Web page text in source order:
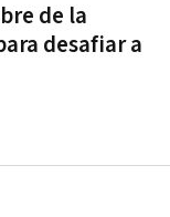
de la
desafiar a